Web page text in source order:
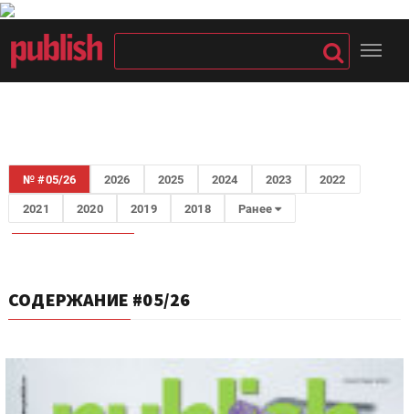
№ #05/26 2026 2025 2024 2023 2022
2021 2020 2019 2018 Ранее
СОДЕРЖАНИЕ #05/26